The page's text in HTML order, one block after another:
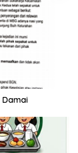
Damai